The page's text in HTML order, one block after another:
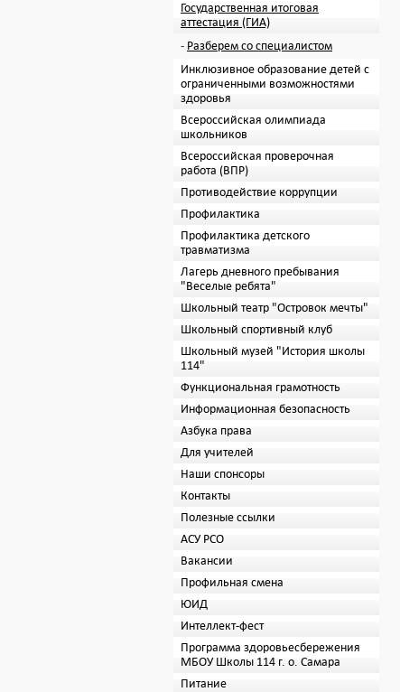
Государственная итоговая
аттестация (ГИА)
Разберем со специалистом
Инклюзивное образование детей с
ограниченными возможностями
здоровья
Всероссийская олимпиада
школьников
Всероссийская проверочная
работа (ВПР)
Противодействие коррупции
Профилактика
Профилактика детского
травматизма
Лагерь дневного пребывания
"Веселые ребята"
Школьный театр "Островок мечты"
Школьный спортивный клуб
Школьный музей "История школы
114"
Функциональная грамотность
Информационная безопасность
Азбука права
Для учителей
Наши спонсоры
Контакты
Полезные ссылки
АСУ РСО
Вакансии
Профильная смена
ЮИД
Интеллект-фест
Программа здоровьесбережения
МБОУ Школы 114 г. о. Самара
Питание